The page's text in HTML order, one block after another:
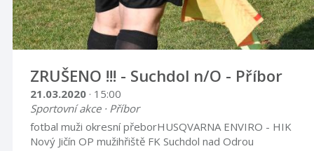
ZRUŠENO !!! - Suchdol n/O - Příbor
21.03.2020 · 15:00
Sportovní akce · Příbor
fotbal muži okresní přeborHUSQVARNA ENVIRO - HIK
Nový Jičín OP mužihřiště FK Suchdol nad Odrou